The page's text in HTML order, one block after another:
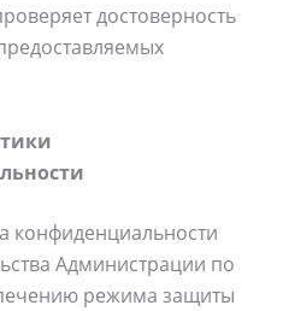
достоверность
конфиденциальности
Администрации по
режима защиты